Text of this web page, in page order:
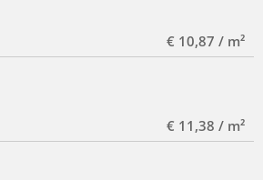
€ 10,87 / m²
€ 11,38 / m²